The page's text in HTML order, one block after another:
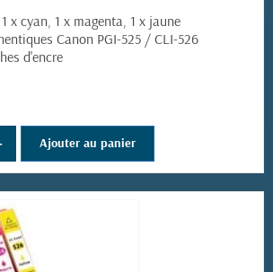
x cyan, 1 x magenta, 1 x jaune
Canon PGI-525 / CLI-526
d'encre
Ajouter au panier